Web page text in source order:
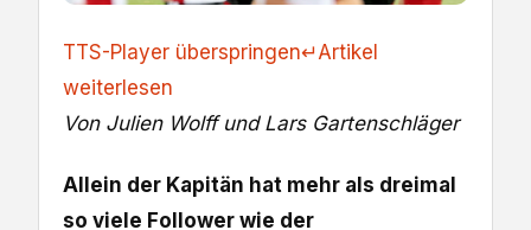
TTS-Player überspringen↵Artikel
weiterlesen
Von Julien Wolff und Lars Gartenschläger
Allein der Kapitän hat mehr als dreimal
so viele Follower wie der